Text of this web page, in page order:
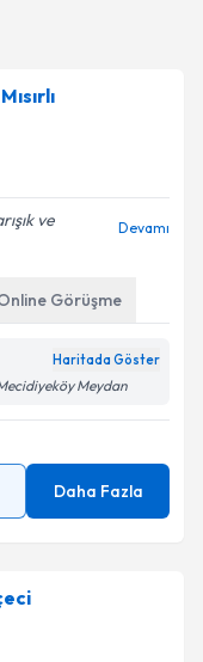
almanız
ve
Devamı
Görüşme
Haritada Göster
Meydan
Daha Fazla